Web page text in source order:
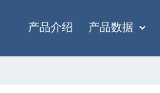
产品介绍 产品数据